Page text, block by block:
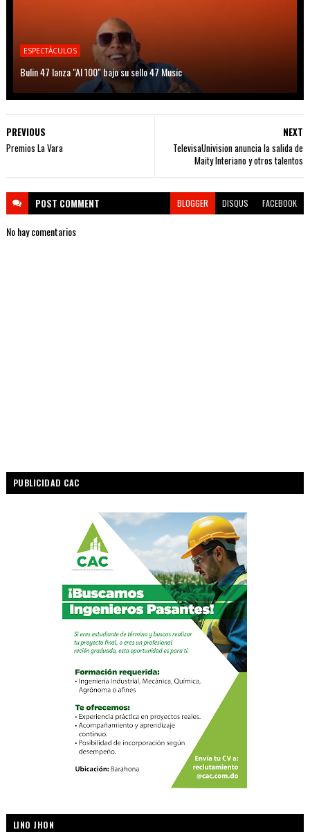
ESPECTÁCULOS
Bulin 47 lanza "Al 100" bajo su sello 47 Music
NEXT
TelevisaUnivision anuncia la salida de
Maity Interiano y otros talentos
PREVIOUS
Premios La Vara
POST COMMENT BLOGGER DISQUS FACEBOOK
No hay comentarios
PUBLICIDAD CAC
LINO JHON